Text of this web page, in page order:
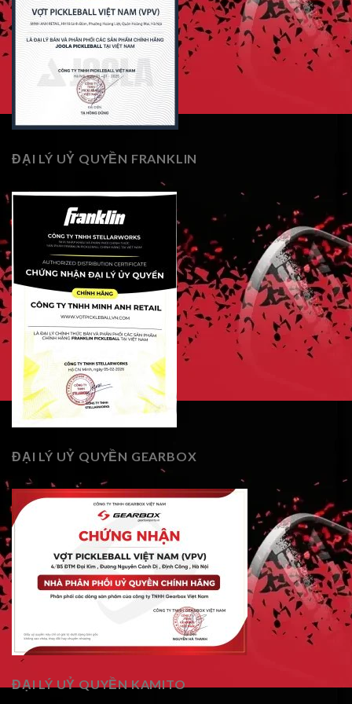
ĐẠI LÝ UỶ QUYỀN FRANKLIN
ĐẠI LÝ UỶ QUYỀN GEARBOX
ĐẠI LÝ UỶ QUYỀN KAMITO